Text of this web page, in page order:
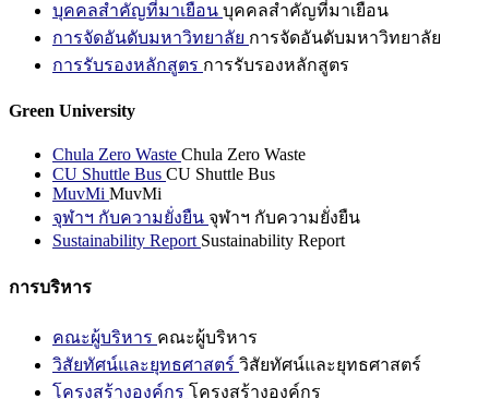
บุคคลสำคัญที่มาเยือน บุคคลสำคัญที่มาเยือน
การจัดอันดับมหาวิทยาลัย การจัดอันดับมหาวิทยาลัย
การรับรองหลักสูตร การรับรองหลักสูตร
Green University
Chula Zero Waste Chula Zero Waste
CU Shuttle Bus CU Shuttle Bus
MuvMi MuvMi
จุฬาฯ กับความยั่งยืน จุฬาฯ กับความยั่งยืน
Sustainability Report Sustainability Report
การบริหาร
คณะผู้บริหาร คณะผู้บริหาร
วิสัยทัศน์และยุทธศาสตร์ วิสัยทัศน์และยุทธศาสตร์
โครงสร้างองค์กร โครงสร้างองค์กร